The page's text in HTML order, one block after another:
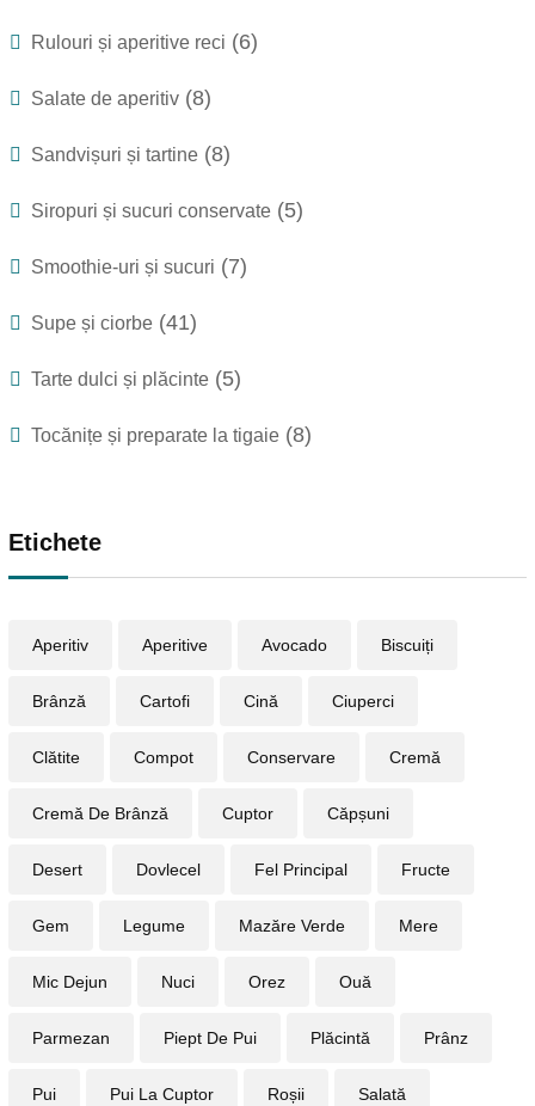
Rulouri și aperitive reci (6)
Salate de aperitiv (8)
Sandvișuri și tartine (8)
Siropuri și sucuri conservate (5)
Smoothie-uri și sucuri (7)
Supe și ciorbe (41)
Tarte dulci și plăcinte (5)
Tocănițe și preparate la tigaie (8)
Etichete
Aperitiv Aperitive Avocado Biscuiți
Brânză Cartofi Cină Ciuperci
Clătite Compot Conservare Cremă
Cremă De Brânză Cuptor Căpșuni
Desert Dovlecel Fel Principal Fructe
Gem Legume Mazăre Verde Mere
Mic Dejun Nuci Orez Ouă
Parmezan Piept De Pui Plăcintă Prânz
Pui Pui La Cuptor Roșii Salată